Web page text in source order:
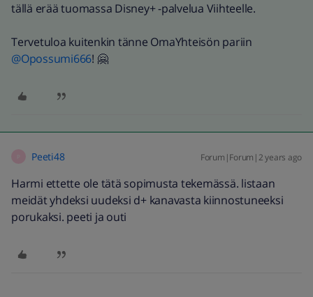
tällä erää tuomassa Disney+ -palvelua Viihteelle.
Tervetuloa kuitenkin tänne OmaYhteisön pariin
@Opossumi666! 🤗
Peeti48 Forum|Forum|2 years ago
Harmi ettette ole tätä sopimusta tekemässä. listaan
meidät yhdeksi uudeksi d+ kanavasta kiinnostuneeksi
porukaksi. peeti ja outi